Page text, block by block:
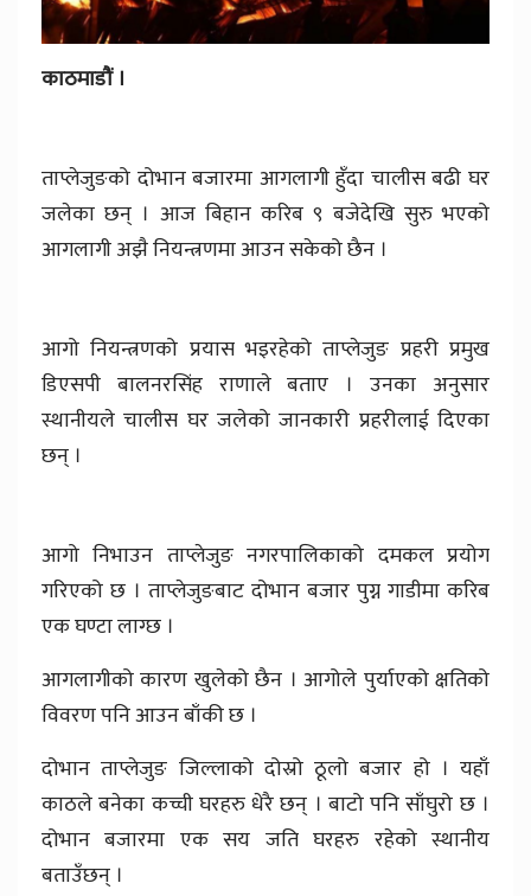
काठमाडौं ।
ताप्लेजुङको दोभान बजारमा आगलागी हुँदा चालीस बढी घर
जलेका छन् । आज बिहान करिब ९ बजेदेखि सुरु भएको
आगलागी अझै नियन्त्रणमा आउन सकेको छैन ।
आगो नियन्त्रणको प्रयास भइरहेको ताप्लेजुङ प्रहरी प्रमुख
डिएसपी बालनरसिंह राणाले बताए । उनका अनुसार
स्थानीयले चालीस घर जलेको जानकारी प्रहरीलाई दिएका
छन् ।
आगो निभाउन ताप्लेजुङ नगरपालिकाको दमकल प्रयोग
गरिएको छ । ताप्लेजुङबाट दोभान बजार पुग्न गाडीमा करिब
एक घण्टा लाग्छ ।
आगलागीको कारण खुलेको छैन । आगोले पुर्याएको क्षतिको
विवरण पनि आउन बाँकी छ ।
दोभान ताप्लेजुङ जिल्लाको दोस्रो ठूलो बजार हो । यहाँ
काठले बनेका कच्ची घरहरु धेरै छन् । बाटो पनि साँघुरो छ ।
दोभान बजारमा एक सय जति घरहरु रहेको स्थानीय
बताउँछन् ।